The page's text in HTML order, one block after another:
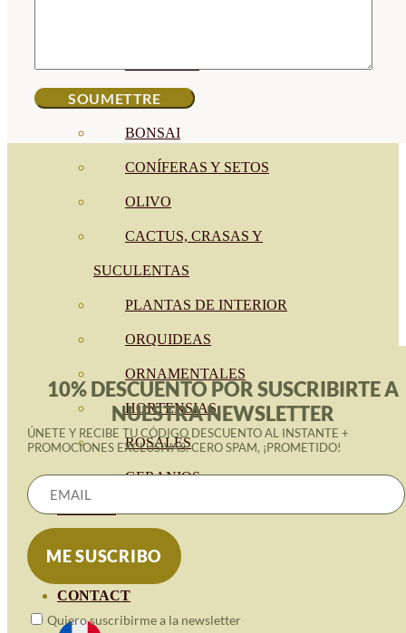
CÉSPED
BONSAI
CONÍFERAS Y SETOS
OLIVO
CACTUS, CRASAS Y
SUCULENTAS
PLANTAS DE INTERIOR
ORQUIDEAS
ORNAMENTALES
HORTENSIAS
ROSALES
GERANIOS
BLOG ECO
CONTACT
10% DESCUENTO POR SUSCRIBIRTE A
NUESTRA NEWSLETTER
ÚNETE Y RECIBE TU CÓDIGO DESCUENTO AL INSTANTE +
PROMOCIONES EXCLUSIVAS. CERO SPAM, ¡PROMETIDO!
Quiero suscribirme a la newsletter